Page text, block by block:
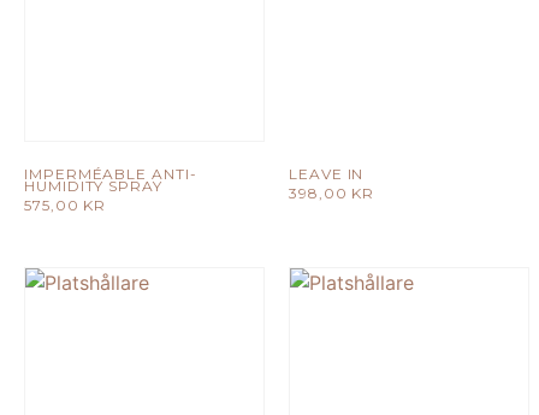
IMPERMÉABLE ANTI-
HUMIDITY SPRAY
575,00 KR
LEAVE IN
398,00 KR